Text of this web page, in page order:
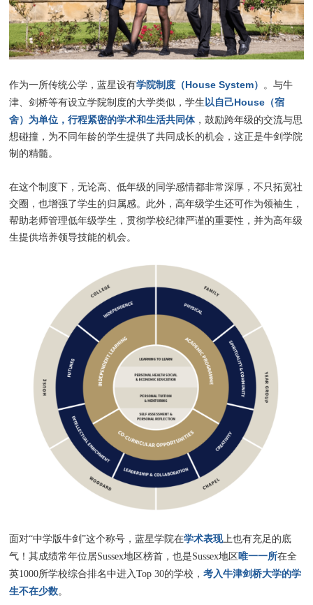
作为一所传统公学，蓝星设有学院制度（House System）
。与牛
津、剑桥等有设立学院制度的大学类似，学生 以自己House（宿
舍）为单位，行程紧密的学术和生活共同体，鼓励跨年级的交流与思
想碰撞，为不同年龄的学生提供了共同成长的机会，这正是牛剑学院
制的精髓。
在这个制度下，无论高、低年级的同学感情都非常深厚，不只拓宽社
交圈，也增强了学生的归属感。此外，高年级学生还可作为领袖生，
帮助老师管理低年级学生，贯彻学校纪律严谨的重要性，并为高年级
生提供培养领导技能的机会。
面对“中学版牛剑”这个称号，蓝星学院在学术表现上也有充足的底
气！其成绩常年位居Sussex地区榜首，也是Sussex地区唯一一所在全
英1000所学校综合排名中进入Top 30的学校，考入牛津剑桥大学的学
生不在少数。